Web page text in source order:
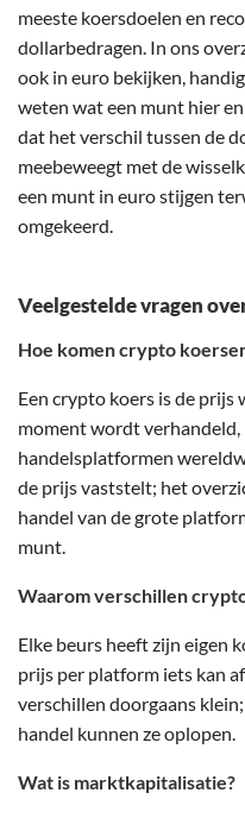
meeste koersdoelen en
dollarbedragen. In ons
ook in euro bekijken,
weten wat een munt hier
dat het verschil tussen de
meebeweegt met de
een munt in euro stijgen
omgekeerd.
Veelgestelde vragen
Hoe komen crypto
Een crypto koers is de
moment wordt verhandeld,
handelsplatformen
de prijs vaststelt; het
handel van de grote
munt.
Waarom verschillen
Elke beurs heeft zijn eigen
prijs per platform iets kan
verschillen doorgaans
handel kunnen ze oplopen.
Wat is marktkapitalisatie?